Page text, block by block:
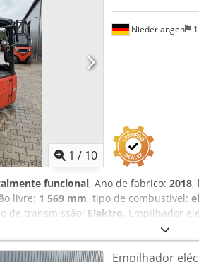
1 / 10
Niederlangen 1
funcional, Ano de fabrico: 2018,
livre: 1 569 mm, tipo de combustível:
de transmissão: Elektro, Empilhador
Pronto para uso e totalmente
Voltagem da bateria: 48 V
ajustador de garfos, 3.ª válvula, 4.ª
Empilhador